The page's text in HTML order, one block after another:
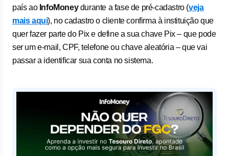
país ao InfoMoneydurante a fase de pré-cadastro (veja
mais aqui), no cadastro o cliente confirma à instituição que
quer fazer parte do Pix e define a sua chave Pix – que pode
ser um e-mail, CPF, telefone ou chave aleatória – que vai
passar a identificar sua conta no sistema.